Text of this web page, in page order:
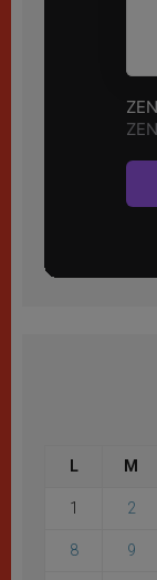
L M
1 2
8 9